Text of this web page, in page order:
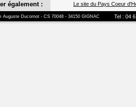
Le site du Pays Coeur
également :
Auguste Ducornot - CS 70048 - 34150 GIGNAC Tel : 04